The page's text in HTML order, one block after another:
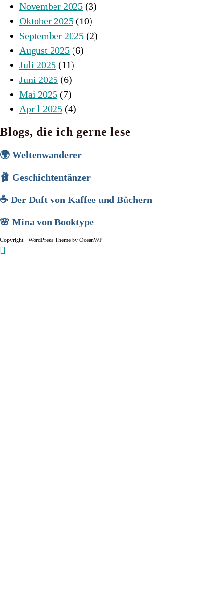
November 2025 (3)
Oktober 2025 (10)
September 2025 (2)
August 2025 (6)
Juli 2025 (11)
Juni 2025 (6)
Mai 2025 (7)
April 2025 (4)
Blogs, die ich gerne lese
🌍 Weltenwanderer
🩰 Geschichtentänzer
☕ Der Duft von Kaffee und Büchern
🌸 Mina von Booktype
Copyright - WordPress Theme by OceanWP